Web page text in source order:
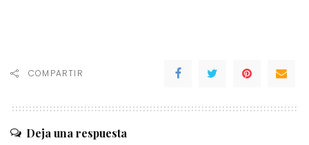
COMPARTIR
Deja una respuesta